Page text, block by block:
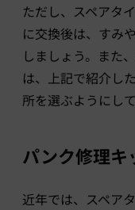
ただし、スペアタ
に交換後は、すみ
しましょう。また
は、上記で紹介し
所を選ぶようにし
パンク修理キ
近年では、スペア